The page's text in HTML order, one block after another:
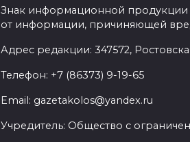
Знак информационной продукции
от информации, причиняющей
Адрес редакции: 347572,
Телефон: +7 (86373) 9-19-65
Email: gazetakolos@yandex.ru
Учредитель: Общество с